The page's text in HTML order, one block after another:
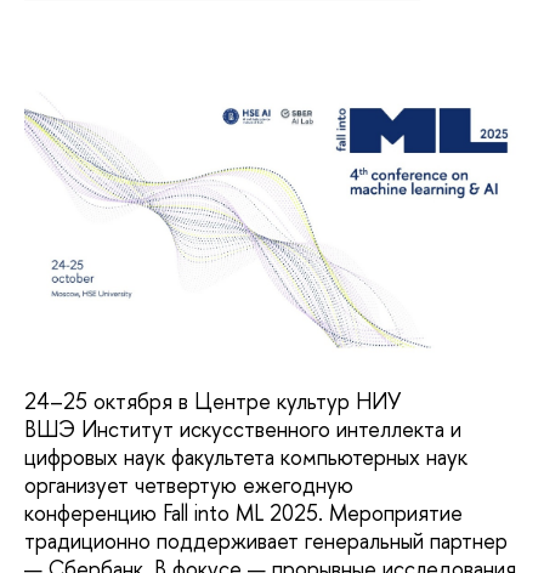
24–25 октября в Центре культур НИУ
ВШЭ Институт искусственного интеллекта и
цифровых наук факультета компьютерных наук
организует четвертую ежегодную
конференцию Fall into ML 2025. Мероприятие
традиционно поддерживает генеральный партнер